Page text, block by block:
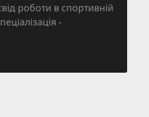
роботи в спортивній
-